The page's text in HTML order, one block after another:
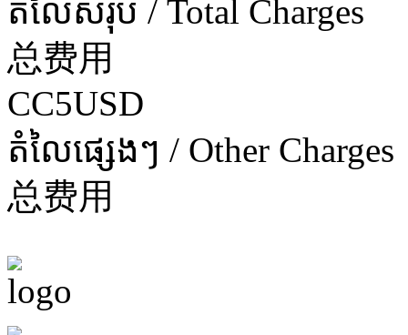
តំលៃសរុប / Total Charges
总费用
CC5USD
តំលៃផ្សេងៗ / Other Charges
总费用